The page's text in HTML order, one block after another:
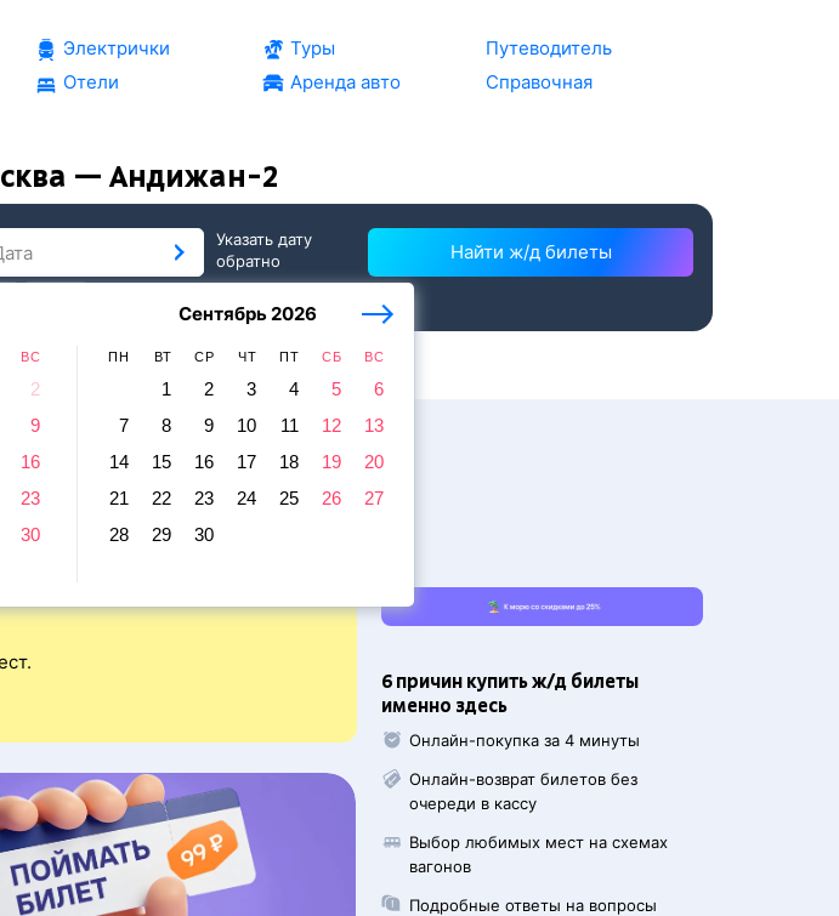
Электрички
Отели
Туры
Аренда авто
Путеводитель
Справочная
— Андижан-2
ВС
2
9
16
23
30
Сентябрь 2026
ПН ВТ СР ЧТ ПТ СБ ВС
1 2 3 4 5
6
7
8 9 10 11 12
13
14
15 16 17 18 19
20
21
22 23 24 25 26
27
28
29 30
Указать дату
обратно
Найти ж/д билеты
времени. Цены за 1 пассажира
6 причин купить ж/д билеты
именно здесь
Онлайн-покупка за 4 минуты
Онлайн-возврат билетов без
очереди в кассу
Выбор любимых мест на схемах
вагонов
Подробные ответы на вопросы